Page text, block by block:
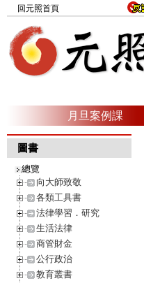
回元照首頁
月旦案例課
圖書
總覽
向大師致敬
各類工具書
法律學習．研究
生活法律
商管財金
公行政治
教育叢書